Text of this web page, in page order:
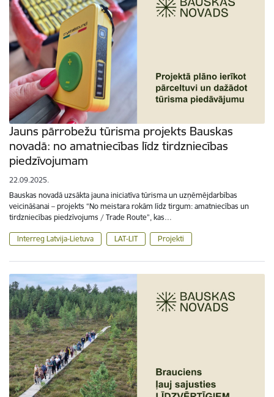
Jauns pārrobežu tūrisma projekts Bauskas
novadā: no amatniecības līdz tirdzniecības
piedzīvojumam
22.09.2025.
Bauskas novadā uzsākta jauna iniciatīva tūrisma un uzņēmējdarbības
veicināšanai – projekts “No meistara rokām līdz tirgum: amatniecības un
tirdzniecības piedzīvojums / Trade Route”, kas…
Interreg Latvija-Lietuva LAT-LIT Projekti